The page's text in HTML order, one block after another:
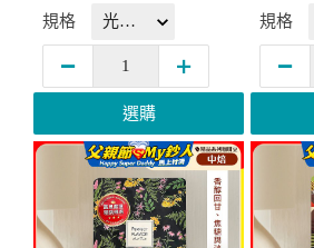
規格
選購
規格